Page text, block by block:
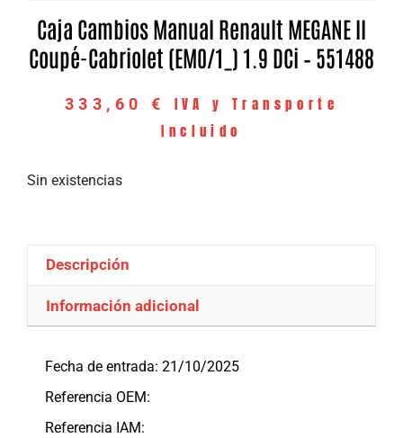
Caja Cambios Manual Renault MEGANE II
Coupé-Cabriolet (EM0/1_) 1.9 DCi – 551488
333,60 €
IVA y Transporte
Incluido
Sin existencias
Descripción
Información adicional
Fecha de entrada: 21/10/2025
Referencia OEM:
Referencia IAM: